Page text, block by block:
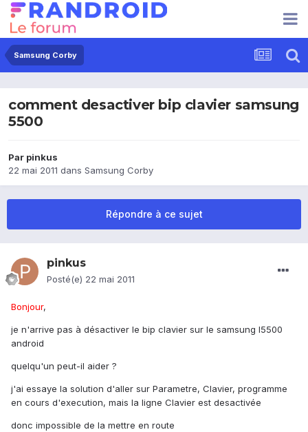
Samsung Corby
comment desactiver bip clavier samsung
5500
Par pinkus
22 mai 2011 dans Samsung Corby
Répondre à ce sujet
pinkus
Posté(e) 22 mai 2011
Bonjour,
je n'arrive pas à désactiver le bip clavier sur le samsung I5500
android
quelqu'un peut-il aider ?
j'ai essaye la solution d'aller sur Parametre, Clavier, programme
en cours d'execution, mais la ligne Clavier est desactivée
donc impossible de la mettre en route